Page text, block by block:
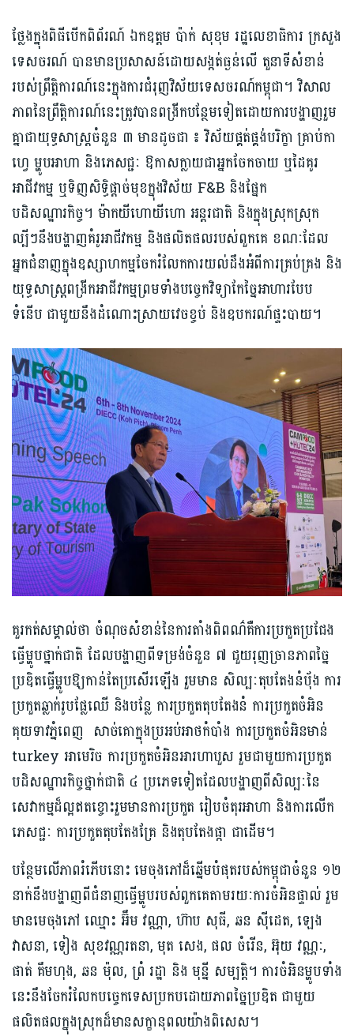
ថ្លែងក្នុងពិធីបើកពិព័រណ៍ ឯកឧត្តម ប៉ាក់ សុខុម រដ្ឋលេខាធិការ ក្រសួង
ទេសចរណ៍ បានមានប្រសាសន៍ដោយសង្កត់ធ្ងន់លើ តួនាទីសំខាន់
របស់ព្រឹត្តិការណ៍នេះក្នុងការជំរុញវិស័យទេសចរណ៍កម្ពុជា។ វិសាល
ភាពនៃព្រឹត្តិការណ៍នេះត្រូវបានពង្រីកបន្ថែមទៀតដោយការបង្ហាញរួម
គ្នាជាយុទ្ធសាស្រ្តចំនួន ៣ មានដូចជា ៖ វិស័យផ្គត់ផ្គង់បរិក្ខា គ្រាប់កា
ហ្វេ ម្ហូបអាហា និងភេសជ្ជៈ ឱកាសក្លាយជាអ្នកចែកចាយ ឬដៃគូរ
អាជីវកម្ម ឬទិញសិទ្ធិផ្តាច់មុខក្នុងវិស័យ F&B និងផ្នែក
បដិសណ្ឋារកិច្ច។ ម៉ាកយីហោយីហោ អន្តរជាតិ និងក្នុងស្រុកស្រុក
ល្បីៗនឹងបង្ហាញគំរូអាជីវកម្ម និងផលិតផលរបស់ពួកគេ ខណៈដែល
អ្នកជំនាញក្នុងឧស្សាហកម្មចែករំលែកការយល់ដឹងអំពីការគ្រប់គ្រង និង
យុទ្ធសាស្ត្រពង្រីកអាជីវកម្មព្រមទាំងបច្ចេកវិទ្យាកែច្នៃអាហារបែប
ទំនើប ជាមួយនឹងដំណោះស្រាយវេចខ្ចប់ និងឧបករណ៍ផ្ទះបាយ។
គួរកត់សម្គាល់ថា ចំណុចសំខាន់នៃការតាំងពិពណ៌គឺការប្រកួតប្រជែង
ធ្វើម្ហូបថ្នាក់ជាតិ ដែលបង្ហាញពីទម្រង់ចំនួន ៧ ជួយរុញច្រានភាពច្នៃ
ប្រឌិតធ្វើម្ហូបឱ្យកាន់តែប្រសើរឡើង រួមមាន សិល្បៈតុបតែងនំប៉័ង ការ
ប្រកួតឆ្លាក់រូបផ្លែឈើ និងបន្លែ ការប្រកួតតុបតែងនំ ការប្រកួតចំអិន
គុយទាវភ្នំពេញ សាច់គោក្នុងប្រអប់អាថកំបាំង ការប្រកួតចំអិនមាន់
turkey អាមេរិច ការប្រកួតចំអិនអារហាបួស រួមជាមួយការប្រកួត
បដិសណ្ឋារកិច្ចថ្នាក់ជាតិ ៤ ប្រភេទទៀតដែលបង្ហាញពីសិល្បៈនៃ
សេវាកម្មដ៏ល្អឥតខ្ចោះរួមមានការប្រកួត រៀបចំតុរអាហា និងការលើក
ភេសជ្ជៈ ការប្រកួតតុបតែងគ្រែ និងតុបតែងផ្កា ជាដើម។
បន្ថែមលើភាពរំភើបនោះ មេចុងភៅដ៏ឆ្នើមបំផុតរបស់កម្ពុជាចំនួន ១២
នាក់នឹងបង្ហាញពីជំនាញធ្វើម្ហូបរបស់ពួកគេតាមរយៈការចំអិនផ្ទាល់ រួម
មានមេចុងភៅ ឈ្មោះ អ៊ឹម វណ្ណា, ហ៊ាប សុធី, ឆន ស៊ីដេត, ឡេង
វាសនា, ទៀង សុខវណ្ណរតនា, មុត សេង, ផល ចំរើន, អ៊ុយ វណ្ណៈ,
ផាត់ គឹមហុង, ឆន ម៉ុល, ព្រំ រដ្ឋា និង មុន្នី សម្បត្តិ។ ការចំអិនម្ហូបទាំង
នេះនឹងចែករំលែកបច្ចេកទេសប្រកបដោយភាពច្នៃប្រឌិត ជាមួយ
ផលិតផលក្នុងស្រុកដ៏មានសក្ខានុពលយ៉ាងពិសេស។